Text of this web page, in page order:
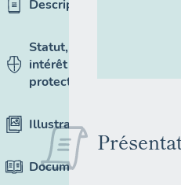
Description
Statut,
intérêt et
protection
Illustrations
Documentation